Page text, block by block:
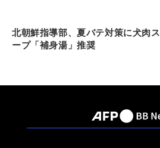
北朝鮮指導部、夏バテ対策に犬肉ス
ープ「補身湯」推奨